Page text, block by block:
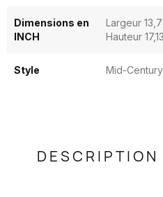
Dimensions en
INCH
Largeur
Hauteur
Style Mid-